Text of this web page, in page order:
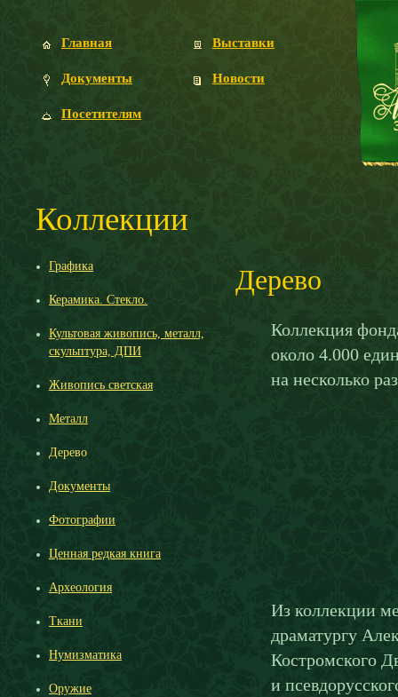
Главная
Документы
Посетителям
Выставки
Новости
Коллекции
Графика
Керамика. Стекло.
Культовая живопись, металл,
скульптура, ДПИ
Живопись светская
Металл
Дерево
Документы
Фотографии
Ценная редкая книга
Археология
Ткани
Нумизматика
Оружие
Дерево
Коллекция
около 4.000
на несколько
Из коллекции
драматургу
Костромского
и